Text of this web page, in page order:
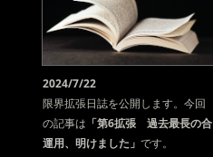
2024/7/22
限界拡張日誌を公開します。今回
の記事は 「第6拡張 過去最長の合
運用、明けました」 です。